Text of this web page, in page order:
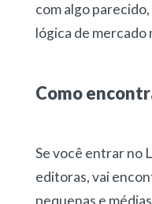
com algo
lógica de mercado
Como
Se você entrar no
editoras, vai